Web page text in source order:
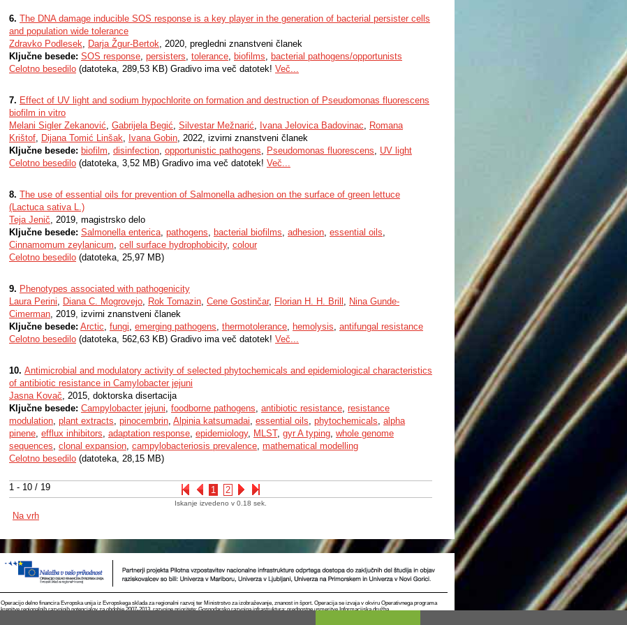
1 - 10 / 19 1 2
6. The DNA damage inducible SOS response is a key player in the generation of bacterial persister cells
and population wide tolerance
Zdravko Podlesek, Darja Žgur-Bertok, 2020, pregledni znanstveni članek
Ključne besede: SOS response, persisters, tolerance, biofilms, bacterial pathogens/opportunists
Celotno besedilo (datoteka, 289,53 KB) Gradivo ima več datotek! Več...
7. Effect of UV light and sodium hypochlorite on formation and destruction of Pseudomonas fluorescens
biofilm in vitro
Melani Sigler Zekanović, Gabrijela Begić, Silvestar Mežnarić, Ivana Jelovica Badovinac, Romana
Krištof, Dijana Tomić Linšak, Ivana Gobin, 2022, izvirni znanstveni članek
Ključne besede: biofilm, disinfection, opportunistic pathogens, Pseudomonas fluorescens, UV light
Celotno besedilo (datoteka, 3,52 MB) Gradivo ima več datotek! Več...
8. The use of essential oils for prevention of Salmonella adhesion on the surface of green lettuce
(Lactuca sativa L.)
Teja Jenič, 2019, magistrsko delo
Ključne besede: Salmonella enterica, pathogens, bacterial biofilms, adhesion, essential oils,
Cinnamomum zeylanicum, cell surface hydrophobicity, colour
Celotno besedilo (datoteka, 25,97 MB)
9. Phenotypes associated with pathogenicity
Laura Perini, Diana C. Mogrovejo, Rok Tomazin, Cene Gostinčar, Florian H. H. Brill , Nina Gunde-
Cimerman, 2019, izvirni znanstveni članek
Ključne besede: Arctic, fungi, emerging pathogens, thermotolerance, hemolysis, antifungal resistance
Celotno besedilo (datoteka, 562,63 KB) Gradivo ima več datotek! Več...
10. Antimicrobial and modulatory activity of selected phytochemicals and epidemiological characteristics
of antibiotic resistance in Camylobacter jejuni
Jasna Kovač, 2015, doktorska disertacija
Ključne besede: Campylobacter jejuni, foodborne pathogens, antibiotic resistance, resistance
modulation, plant extracts, pinocembrin, Alpinia katsumadai, essential oils, phytochemicals, alpha
pinene, efflux inhibitors, adaptation response, epidemiology, MLST, gyr A typing, whole genome
sequences, clonal expansion, campylobacteriosis prevalence, mathematical modelling
Celotno besedilo (datoteka, 28,15 MB)
Iskanje izvedeno v 0.18 sek.
Na vrh
Operacijo delno financira Evropska unija iz Evropskega sklada za regionalni razvoj ter Ministrstvo za izobraževanje, znanost in šport. Operacija se izvaja v okviru Operativnega programa
krepitve regionalnih razvojnih potencialov za obdobje 2007-2013, razvojne prioritete: Gospodarsko razvojna infrastruktura; prednostne usmeritve Informacijska družba.